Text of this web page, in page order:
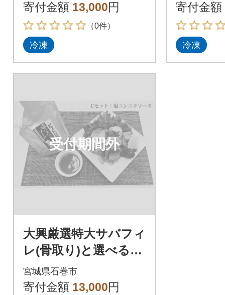
寄付金額 13,000円
（0件）
冷凍
寄付金額
冷凍
受付期間外
大興厳選特大サバフィ
レ(骨取り)と選べる特
製ソースセット_C
宮城県石巻市
寄付金額 13,000円